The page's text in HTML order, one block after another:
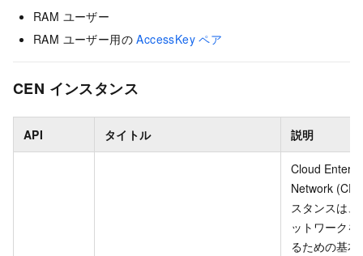
RAM ユーザー
RAM ユーザー用のAccessKey ペア
CEN インスタンス
API タイトル 説明
Cloud
Network
スタンスは、
ットワークを
るための基本